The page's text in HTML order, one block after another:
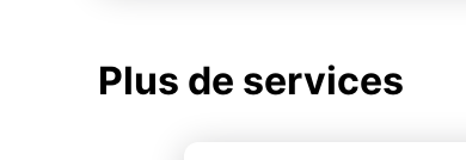
Plus de services